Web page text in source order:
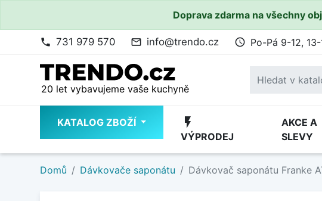
Doprava zdarma na všechny
phone 731 979 570 mail_outline info@trendo.cz access_time Po-Pá 9-12, 13-
20 let vybavujeme vaše kuchyně
KATALOG ZBOŽÍ flash_on
VÝPRODEJ
AKCE A
SLEVY
Domů Dávkovače saponátu Dávkovač saponátu Franke